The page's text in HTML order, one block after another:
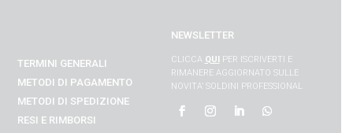
TERMINI GENERALI
METODI DI PAGAMENTO
METODI DI SPEDIZIONE
RESI E RIMBORSI
NEWSLETTER
CLICCA QUIPER ISCRIVERTI E
RIMANERE AGGIORNATO SULLE
NOVITA’ SOLDINI PROFESSIONAL